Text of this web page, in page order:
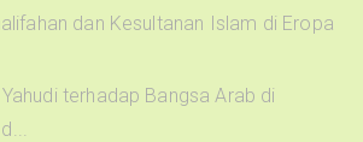
dan Kesultanan Islam di Eropa
terhadap Bangsa Arab di